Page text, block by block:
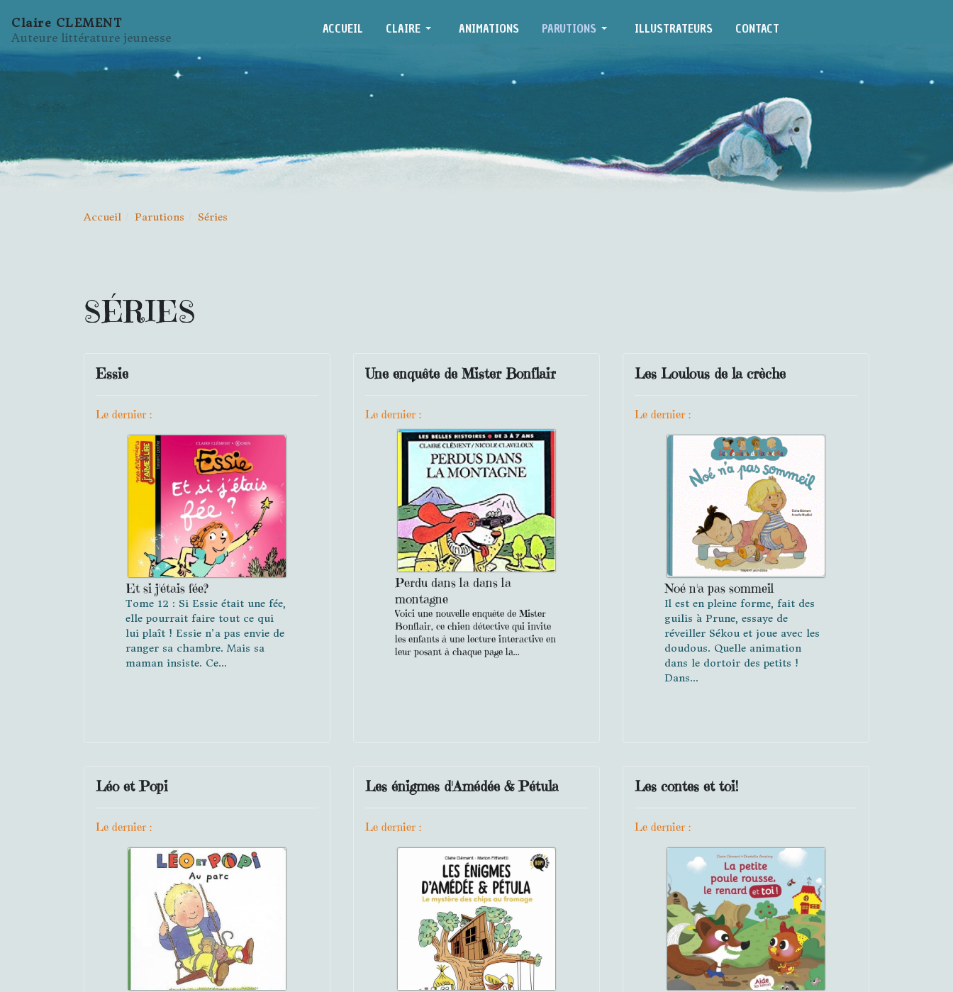
Claire CLEMENT
Auteure littérature jeunesse
ACCUEIL CLAIRE ANIMATIONS PARUTIONS ILLUSTRATEURS CONTACT
Accueil Parutions Séries
SÉRIES
Essie
Le dernier :
Et si j'étais fée?
Tome 12 : Si Essie était une fée,
elle pourrait faire tout ce qui
lui plaît ! Essie n’a pas envie de
ranger sa chambre. Mais sa
maman insiste. Ce...
Une enquête de Mister Bonflair
Le dernier :
Perdu dans la dans la
montagne
Voici une nouvelle enquête de Mister
Bonflair, ce chien détective qui invite
les enfants à une lecture interactive en
leur posant à chaque page la...
Les Loulous de la crèche
Le dernier :
Noé n'a pas sommeil
Il est en pleine forme, fait des
guilis à Prune, essaye de
réveiller Sékou et joue avec les
doudous. Quelle animation
dans le dortoir des petits !
Dans...
Léo et Popi
Le dernier :
Les énigmes d'Amédée & Pétula
Le dernier :
Les contes et toi!
Le dernier :